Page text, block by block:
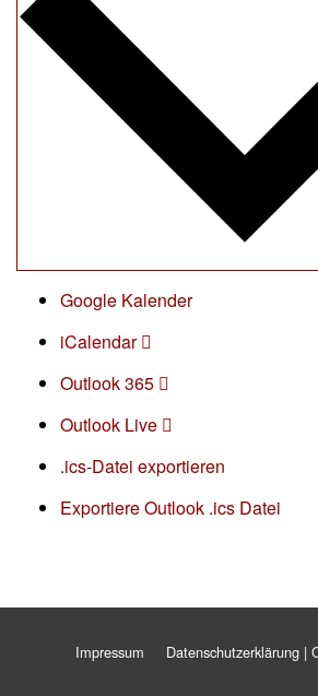
Google Kalender
iCalendar
Outlook 365
Outlook Live
.ics-Datei exportieren
Exportiere Outlook .ics Datei
Impressum Datenschutzerklärung |